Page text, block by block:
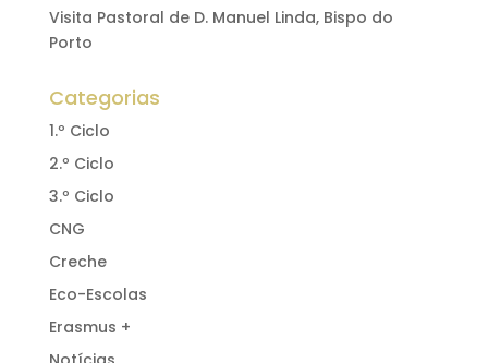
Visita Pastoral de D. Manuel Linda, Bispo do
Porto
Categorias
1.º Ciclo
2.º Ciclo
3.º Ciclo
CNG
Creche
Eco-Escolas
Erasmus +